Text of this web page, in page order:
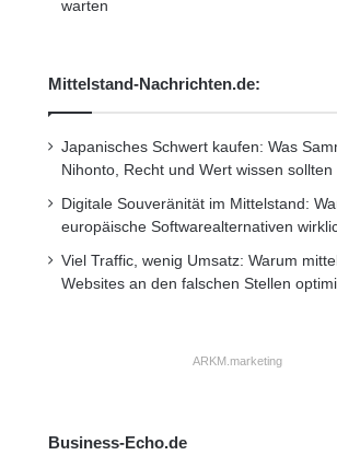
warten
Mittelstand-Nachrichten.de:
Japanisches Schwert kaufen: Was
Nihonto, Recht und Wert wissen sollten
Digitale Souveränität im Mittelstand:
europäische Softwarealternativen
Viel Traffic, wenig Umsatz: Warum
Websites an den falschen Stellen
ARKM.marketing
Business-Echo.de